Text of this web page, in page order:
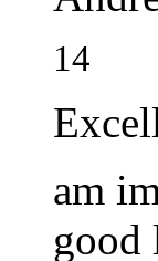
14
am
good